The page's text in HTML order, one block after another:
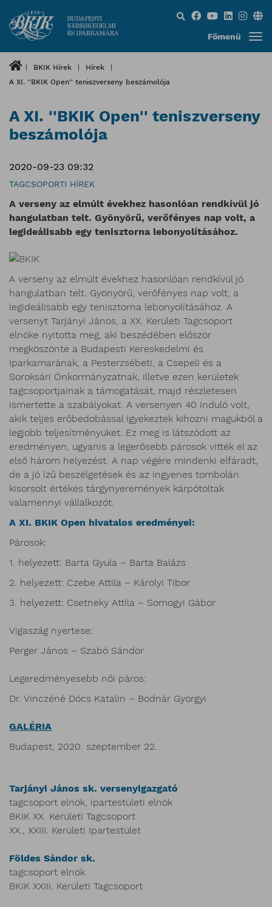
Keresés...
Főmenü
BKIK Hírek
Hírek
A XI. ''BKIK Open'' teniszverseny beszámolója
A XI. ''BKIK Open'' teniszverseny
beszámolója
2020-09-23 09:32
TAGCSOPORTI HÍREK
A verseny az elmúlt évekhez hasonlóan rendkívül jó
hangulatban telt. Gyönyörű, verőfényes nap volt, a
legideálisabb egy tenisztorna lebonyolításához.
A verseny az elmúlt évekhez hasonlóan rendkívül jó
hangulatban telt. Gyönyörű, verőfényes nap volt, a
legideálisabb egy tenisztorna lebonyolításához. A
versenyt Tarjányi János, a XX. Kerületi Tagcsoport
elnöke nyitotta meg, aki beszédében először
megköszönte a Budapesti Kereskedelmi és
Iparkamarának, a Pesterzsébeti, a Csepeli és a
Soroksári Önkormányzatnak, illetve ezen kerületek
tagcsoportjainak a támogatását, majd részletesen
ismertette a szabályokat. A versenyen 40 induló volt,
akik teljes erőbedobással igyekeztek kihozni magukból a
legjobb teljesítményüket. Ez meg is látszódott az
eredményen, ugyanis a legerősebb párosok vitték el az
első három helyezést. A nap végére mindenki elfáradt,
de a jó ízű beszélgetések és az ingyenes tombolán
kisorsolt értékes tárgynyeremények kárpótoltak
valamennyi vállalkozót.
A XI. BKIK Open hivatalos eredményei:
Párosok:
1. helyezett: Barta Gyula – Barta Balázs
2. helyezett: Czebe Attila – Károlyi Tibor
3. helyezett: Csetneky Attila – Somogyi Gábor
Vigaszág nyertese:
Perger János – Szabó Sándor
Legeredményesebb női páros:
Dr. Vinczéné Dócs Katalin – Bodnár Györgyi
GALÉRIA
Budapest, 2020. szeptember 22.
Tarjányi János sk. versenyigazgató
tagcsoport elnök, ipartestületi elnök
BKIK XX. Kerületi Tagcsoport
XX., XXIII. Kerületi Ipartestület
Földes Sándor sk.
tagcsoport elnök
BKIK XXIII. Kerületi Tagcsoport